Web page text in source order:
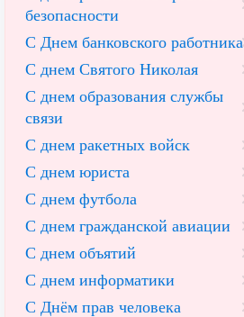
безопасности
С Днем банковского работника
С днем Святого Николая
С днем образования службы
связи
С днем ракетных войск
С днем юриста
С днем футбола
С днем гражданской авиации
С днем объятий
С днем информатики
С Днём прав человека